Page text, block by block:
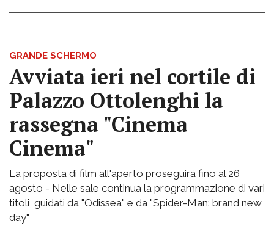
GRANDE SCHERMO
Avviata ieri nel cortile di
Palazzo Ottolenghi la
rassegna "Cinema
Cinema"
La proposta di film all'aperto proseguirà fino al 26
agosto - Nelle sale continua la programmazione di vari
titoli, guidati da "Odissea" e da "Spider-Man: brand new
day"